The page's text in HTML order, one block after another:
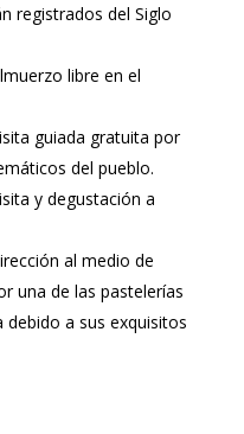
registrados del Siglo
libre en el
guiada gratuita por
del pueblo.
y degustación a
al medio de
una de las pastelerías
a sus exquisitos